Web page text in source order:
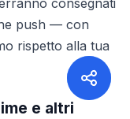
consegnati
push — con
rispetto alla tua
e altri